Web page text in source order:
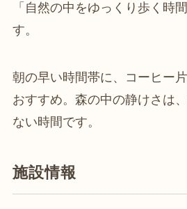
「自然の中をゆっくり歩く時
す。
朝の早い時間帯に、コーヒー
おすすめ。森の中の静けさは
ない時間です。
施設情報